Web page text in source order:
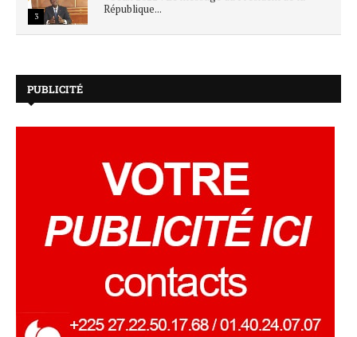
3
République...
PUBLICITÉ